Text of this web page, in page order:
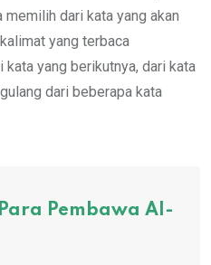
dari kata yang akan
yang terbaca
yang berikutnya, dari kata
dari beberapa kata
Pembawa Al-